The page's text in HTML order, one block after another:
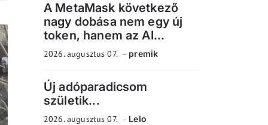
A MetaMask következő
nagy dobása nem egy új
token, hanem az AI...
2026. augusztus 07. premik
Új adóparadicsom
születik...
2026. augusztus 07. Lelo